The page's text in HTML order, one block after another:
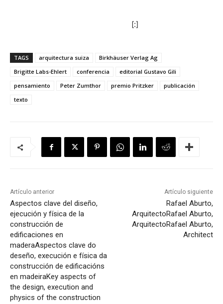
[:]
TAGS arquitectura suiza
Birkhäuser Verlag Ag
Brigitte Labs-Ehlert
conferencia
editorial Gustavo Gili
pensamiento
Peter Zumthor premio Pritzker
publicación
texto
Artículo anterior
Aspectos clave del diseño,
ejecución y física de la
construcción de
edificaciones en
maderaAspectos clave do
deseño, execución e física da
construcción de edificacións
en madeiraKey aspects of
the design, execution and
physics of the construction
Artículo siguiente
Rafael Aburto,
ArquitectoRafael Aburto,
ArquitectoRafael Aburto,
Architect